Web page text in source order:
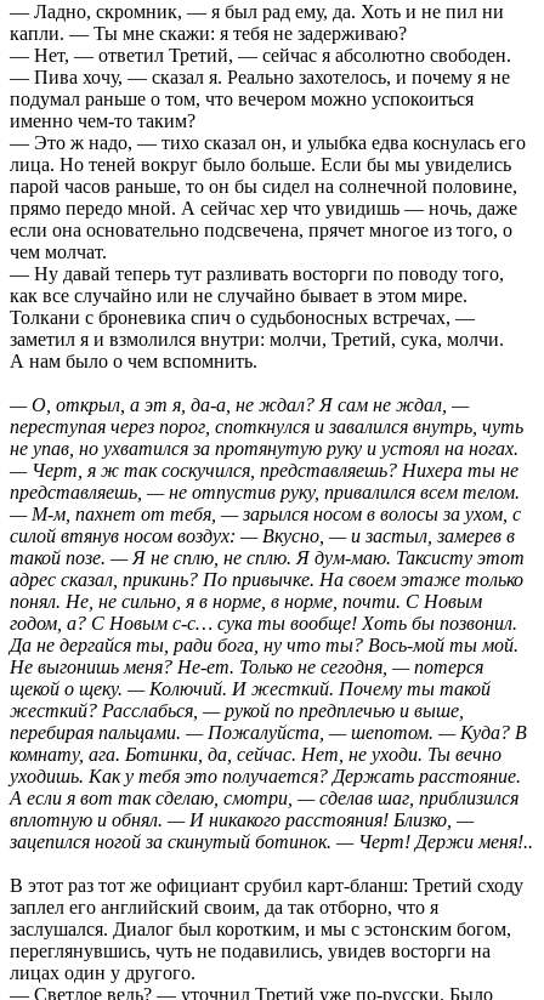
— Ладно, скромник, — я был рад ему, да. Хоть и не пил ни
капли. — Ты мне скажи: я тебя не задерживаю?
— Нет, — ответил Третий, — сейчас я абсолютно свободен.
— Пива хочу, — сказал я. Реально захотелось, и почему я не
подумал раньше о том, что вечером можно успокоиться
именно чем-то таким?
— Это ж надо, — тихо сказал он, и улыбка едва коснулась его
лица. Но теней вокруг было больше. Если бы мы увиделись
парой часов раньше, то он бы сидел на солнечной половине,
прямо передо мной. А сейчас хер что увидишь — ночь, даже
если она основательно подсвечена, прячет многое из того, о
чем молчат.
— Ну давай теперь тут разливать восторги по поводу того,
как все случайно или не случайно бывает в этом мире.
Толкани с броневика спич о судьбоносных встречах, —
заметил я и взмолился внутри: молчи, Третий, сука, молчи.
А нам было о чем вспомнить.
— О, открыл, а эт я, да-а, не ждал? Я сам не ждал, —
переступая через порог, споткнулся и завалился внутрь, чуть
не упав, но ухватился за протянутую руку и устоял на ногах.
— Черт, я ж так соскучился, представляешь? Нихера ты не
представляешь, — не отпустив руку, привалился всем телом.
— М-м, пахнет от тебя, — зарылся носом в волосы за ухом, с
силой втянув носом воздух: — Вкусно, — и застыл, замерев в
такой позе. — Я не сплю, не сплю. Я дум-маю. Таксисту этот
адрес сказал, прикинь? По привычке. На своем этаже только
понял. Не, не сильно, я в норме, в норме, почти. С Новым
годом, а? С Новым с-с… сука ты вообще! Хоть бы позвонил.
Да не дергайся ты, ради бога, ну что ты? Вось-мой ты мой.
Не выгонишь меня? Не-ет. Только не сегодня, — потерся
щекой о щеку. — Колючий. И жесткий. Почему ты такой
жесткий? Расслабься, — рукой по предплечью и выше,
перебирая пальцами. — Пожалуйста, — шепотом. — Куда? В
комнату, ага. Ботинки, да, сейчас. Нет, не уходи. Ты вечно
уходишь. Как у тебя это получается? Держать расстояние.
А если я вот так сделаю, смотри, — сделав шаг, приблизился
вплотную и обнял. — И никакого расстояния! Близко, —
зацепился ногой за скинутый ботинок. — Черт! Держи меня!..
В этот раз тот же официант срубил карт-бланш: Третий сходу
заплел его английский своим, да так отборно, что я
заслушался. Диалог был коротким, и мы с эстонским богом,
переглянувшись, чуть не подавились, увидев восторги на
лицах один у другого.
— Светлое ведь? — уточнил Третий уже по-русски. Было